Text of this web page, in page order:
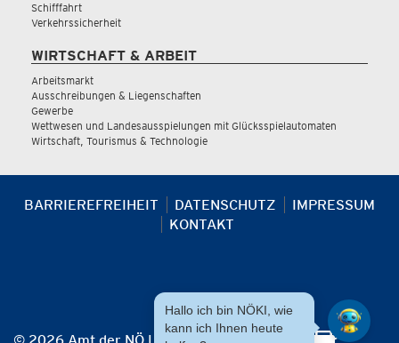
Schifffahrt
Verkehrssicherheit
WIRTSCHAFT & ARBEIT
Arbeitsmarkt
Ausschreibungen & Liegenschaften
Gewerbe
Wettwesen und Landesausspielungen mit Glücksspielautomaten
Wirtschaft, Tourismus & Technologie
BARRIEREFREIHEIT DATENSCHUTZ
IMPRESSUM
KONTAKT
Hallo ich bin NÖKI, wie
kann ich Ihnen heute